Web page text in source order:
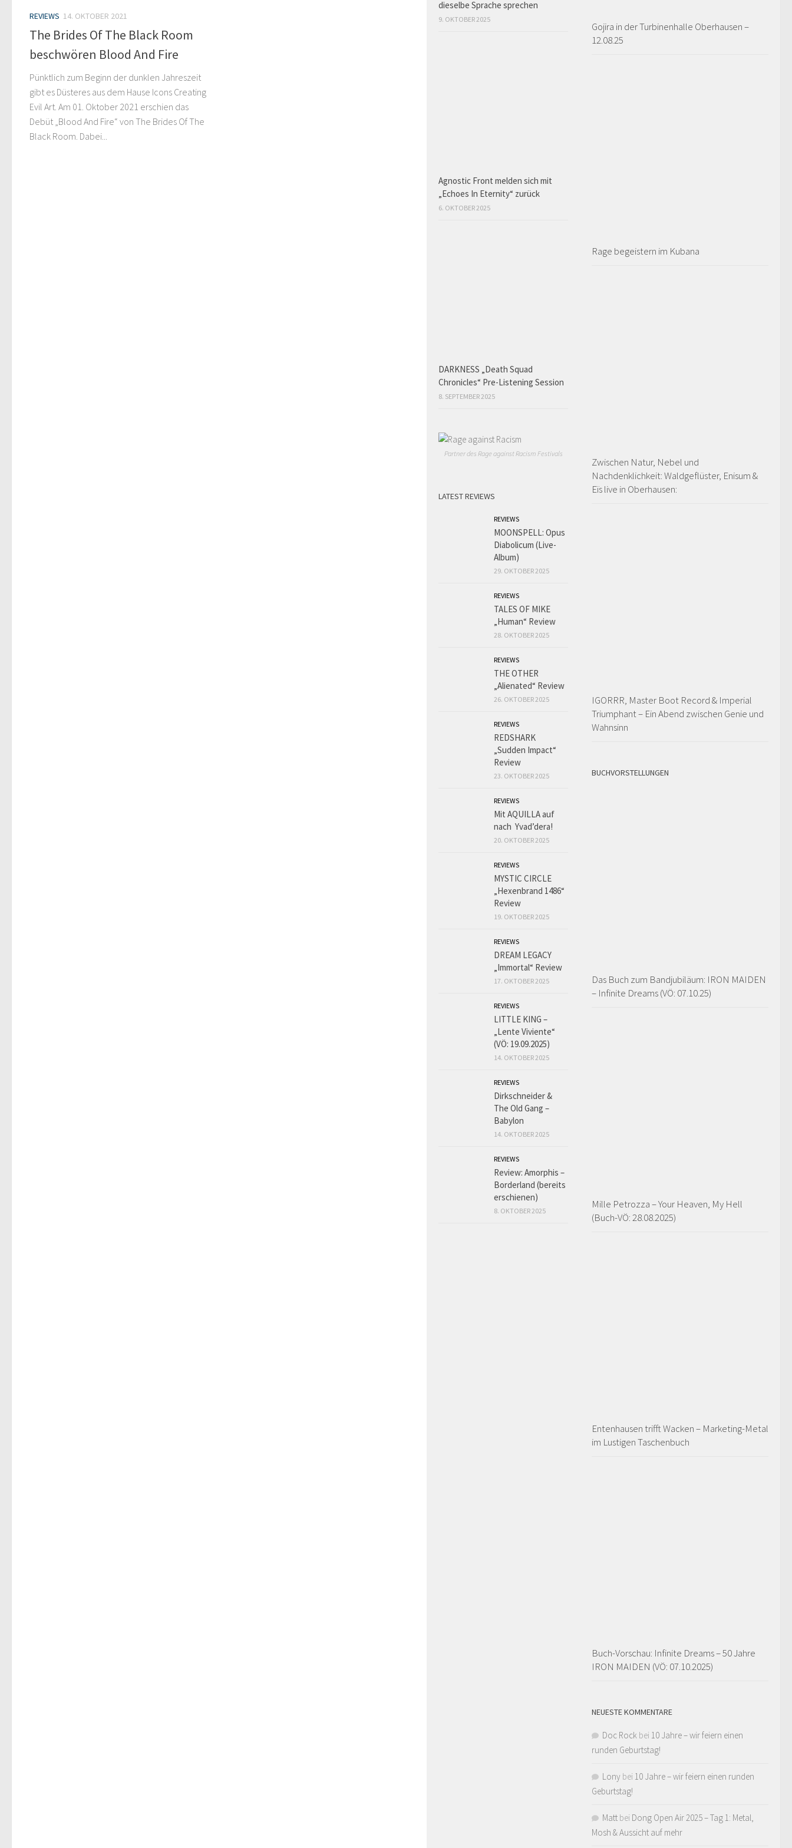
REVIEWS 14. OKTOBER 2021
The Brides Of The Black Room
beschwören Blood And Fire
Pünktlich zum Beginn der dunklen Jahreszeit
gibt es Düsteres aus dem Hause Icons Creating
Evil Art. Am 01. Oktober 2021 erschien das
Debüt „Blood And Fire“ von The Brides Of The
Black Room. Dabei...
Gojira in der Turbinenhalle Oberhausen –
12.08.25
Rage begeistern im Kubana
Zwischen Natur, Nebel und
Nachdenklichkeit: Waldgeflüster, Enisum &
Eïs live in Oberhausen:
IGORRR, Master Boot Record & Imperial
Triumphant – Ein Abend zwischen Genie und
Wahnsinn
BUCHVORSTELLUNGEN
Das Buch zum Bandjubiläum: IRON MAIDEN
– Infinite Dreams (VÖ: 07.10.25)
Mille Petrozza – Your Heaven, My Hell
(Buch-VÖ: 28.08.2025)
Entenhausen trifft Wacken – Marketing-Metal
im Lustigen Taschenbuch
Buch-Vorschau: Infinite Dreams – 50 Jahre
IRON MAIDEN (VÖ: 07.10.2025)
NEUESTE KOMMENTARE
Doc Rock bei 10 Jahre – wir feiern einen
runden Geburtstag!
Lony bei 10 Jahre – wir feiern einen runden
Geburtstag!
Matt bei Dong Open Air 2025 – Tag 1: Metal,
Mosh & Aussicht auf mehr
dieselbe Sprache sprechen
9. OKTOBER 2025
Agnostic Front melden sich mit
„Echoes In Eternity“ zurück
6. OKTOBER 2025
DARKNESS „Death Squad
Chronicles“ Pre-Listening Session
8. SEPTEMBER 2025
Partner des Rage against Racism Festivals
LATEST REVIEWS
REVIEWS
MOONSPELL: Opus
Diabolicum (Live-
Album)
29. OKTOBER 2025
REVIEWS
TALES OF MIKE
„Human“ Review
28. OKTOBER 2025
REVIEWS
THE OTHER
„Alienated“ Review
26. OKTOBER 2025
REVIEWS
REDSHARK
„Sudden Impact“
Review
23. OKTOBER 2025
REVIEWS
Mit AQUILLA auf
nach Yvad’dera!
20. OKTOBER 2025
REVIEWS
MYSTIC CIRCLE
„Hexenbrand 1486“
Review
19. OKTOBER 2025
REVIEWS
DREAM LEGACY
„Immortal“ Review
17. OKTOBER 2025
REVIEWS
LITTLE KING –
„Lente Viviente“
(VÖ: 19.09.2025)
14. OKTOBER 2025
REVIEWS
Dirkschneider &
The Old Gang –
Babylon
14. OKTOBER 2025
REVIEWS
Review: Amorphis –
Borderland (bereits
erschienen)
8. OKTOBER 2025